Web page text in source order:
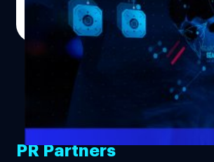
พัฒนาผลิตภัณฑ์ใหม่ ๆ…
เพื่อวิเคราะห์ข้อมูลขั้นสูง (AI-driven
2. การขยายโครงสร้างระบบขึ้นไปบนคล
Migration) 3. การสร้างประสบการณ์ลู
หนึ่งเดียวกัน (Unified Experience) 4.
ทำงานแบบ Agile และ 5. การปรับรูปแ
แบบ Decentralized Business Model ปั
ออนไลน์กลายเป็นช่องทางสำคัญในการ
ประจำวัน ไม่ว่าจะเป็นการซื้อของและกา
เงินต่าง ๆ จึงทำให้ธุรกิจต้องมุ่งสู่การป
ทีมคอนเทนต์ BT| 1653 days ago
Read More
PR Partners